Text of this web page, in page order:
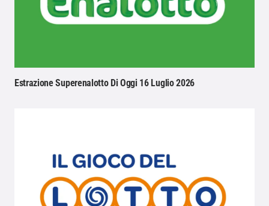
Estrazione Superenalotto Di Oggi 16 Luglio 2026